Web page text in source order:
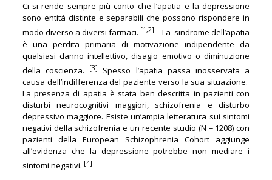
Ci si rende sempre più conto che l’apatia e la depressione
sono entità distinte e separabili che possono rispondere in
modo diverso a diversi farmaci. [1,2] La sindrome dell’apatia
è una perdita primaria di motivazione indipendente da
qualsiasi danno intellettivo, disagio emotivo o diminuzione
della coscienza.
[3]
Spesso l’apatia passa inosservata a
causa dell’indifferenza del paziente verso la sua situazione.
La presenza di apatia è stata ben descritta in pazienti con
disturbi neurocognitivi maggiori, schizofrenia e disturbo
depressivo maggiore. Esiste un’ampia letteratura sui sintomi
negativi della schizofrenia e un recente studio (N = 1208) con
pazienti della European Schizophrenia Cohort aggiunge
all’evidenza che la depressione potrebbe non mediare i
sintomi negativi. [4]